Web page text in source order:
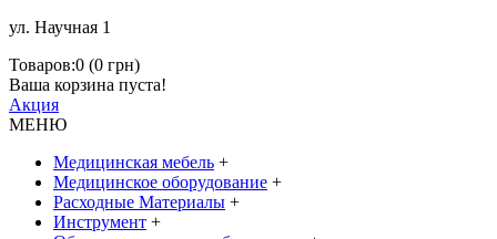
ул. Научная 1
Товаров:0 (0 грн)
Ваша корзина пуста!
Акция
МЕНЮ
Медицинская мебель +
Медицинское оборудование +
Расходные Материалы +
Инструмент +